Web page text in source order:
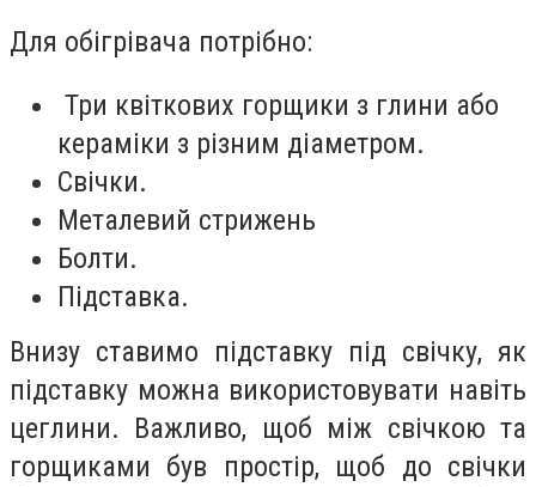
Для обігрівача потрібно:
Три квіткових горщики з глини або
кераміки з різним діаметром.
Свічки.
Металевий стрижень
Болти.
Підставка.
Внизу ставимо підставку під свічку, як
підставку можна використовувати навіть
цеглини. Важливо, щоб між свічкою та
горщиками був простір, щоб до свічки